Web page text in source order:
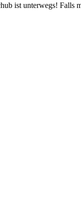
ist unterwegs! Falls